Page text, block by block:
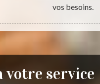
vos besoins.
votre service